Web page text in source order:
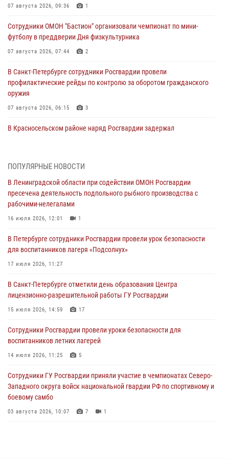
07 августа 2026, 09:36 1
Сотрудники ОМОН "Бастион" организовали чемпионат по мини-
футболу в преддверии Дня физкультурника
07 августа 2026, 07:44 2
В Санкт-Петербурге сотрудники Росгвардии провели
профилактические рейды по контролю за оборотом гражданского
оружия
07 августа 2026, 06:15 3
В Красносельском районе наряд Росгвардии задержал
06 августа 2026, 13:39 1
В Центральном районе росгвардейцы оперативно задержали
хулигана, стрелявшего из пускового устройства рядом с жилыми
домами
06 августа 2026, 11:36
Сотрудники и военнослужащие Росгвардии обеспечили
правопорядок при проведении матча "Зенит" - "Балтика"
06 августа 2026, 07:30
В Выборгском районе наряд Росгвардии обнаружил
разыскиваемый преступный автотранспорт
05 августа 2026, 12:25 2
Петербургские росгвардейцы обнаружили объявленный в розыск
автомобиль, ранее использовавшийся при совершении кражи в
Ленобласти
ПОПУЛЯРНЫЕ НОВОСТИ
В Ленинградской области при содействии ОМОН Росгвардии
пресечена деятельность подпольного рыбного производства с
рабочими-нелегалами
16 июля 2026, 12:01 1
В Петербурге сотрудники Росгвардии провели урок безопасности
для воспитанников лагеря «Подсолнух»
17 июля 2026, 11:27
В Санкт-Петербурге отметили день образования Центра
лицензионно-разрешительной работы ГУ Росгвардии
15 июля 2026, 14:59 17
Сотрудники Росгвардии провели уроки безопасности для
воспитанников летних лагерей
14 июля 2026, 11:25 5
Сотрудники ГУ Росгвардии приняли участие в чемпионатах Северо-
Западного округа войск национальной гвардии РФ по спортивному и
боевому самбо
03 августа 2026, 10:07 7 1